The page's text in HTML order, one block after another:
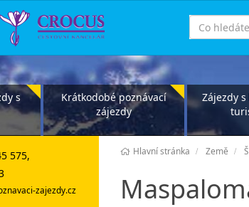
co
hledáte
s
Krátkodobé poznávací
zájezdy
Zájezdy
Hlavní stránka Země
575,
zajezdy.cz